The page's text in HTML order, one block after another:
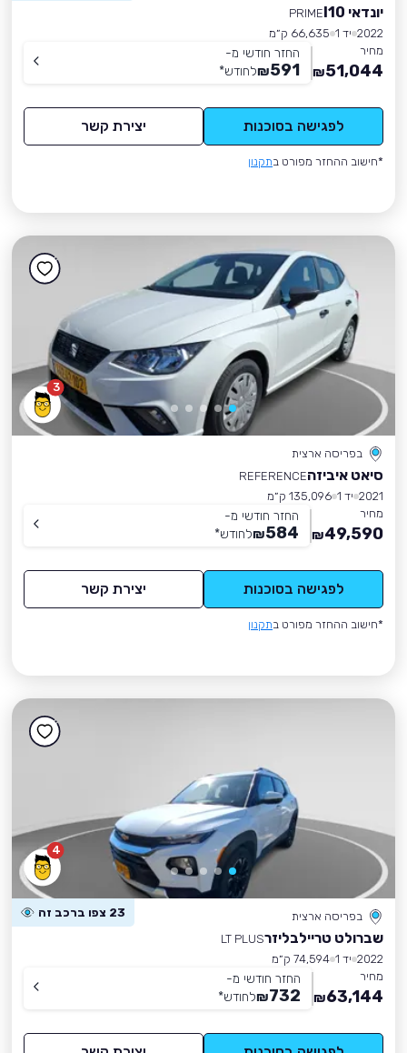
יונדאי I10
PRIME
2022 יד 1
66,635 ק״מ
מחיר
51,044
₪
החזר חודשי מ-
591
₪לחודש*
לפגישה בסוכנות יצירת קשר
*חישוב ההחזר מפורט בתקנון
3
בפריסה ארצית
סיאט איביזהREFERENCE
2021 יד 1
135,096 ק״מ
מחיר
49,590
₪
החזר חודשי מ-
584
₪לחודש*
לפגישה בסוכנות יצירת קשר
*חישוב ההחזר מפורט בתקנון
4
בפריסה ארצית 23 צפו ברכב זה
שברולט טריילבליזרLT PLUS
2022 יד 1
74,594 ק״מ
מחיר
63,144
₪
החזר חודשי מ-
732
₪לחודש*